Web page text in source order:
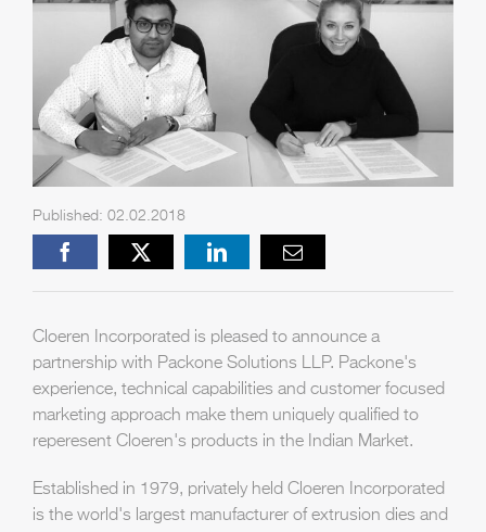
Published: 02.02.2018
FacebookX LinkedIn Email
Cloeren Incorporated is pleased to announce a
partnership with Packone Solutions LLP. Packone's
experience, technical capabilities and customer focused
marketing approach make them uniquely qualified to
reperesent Cloeren's products in the Indian Market.
Established in 1979, privately held Cloeren Incorporated
is the world's largest manufacturer of extrusion dies and